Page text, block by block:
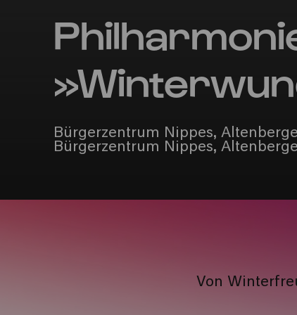
Bürgerzentrum Nippes,
Bürgerzentrum Nippes,
Von